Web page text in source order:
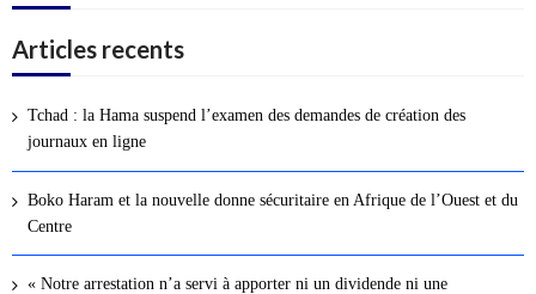
Articles recents
Tchad : la Hama suspend l’examen des demandes de création des
journaux en ligne
Boko Haram et la nouvelle donne sécuritaire en Afrique de l’Ouest et du
Centre
« Notre arrestation n’a servi à apporter ni un dividende ni une